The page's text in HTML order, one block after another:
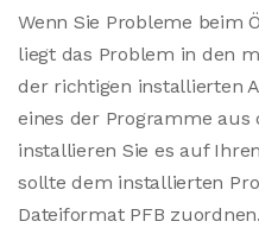
Wenn Sie Probleme beim
liegt das Problem in den
der richtigen installierten
eines der Programme aus
installieren Sie es auf
sollte dem installierten
Dateiformat PFB